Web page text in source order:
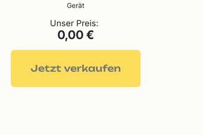
Gerät
Unser Preis:
0,00 €
Jetzt verkaufen